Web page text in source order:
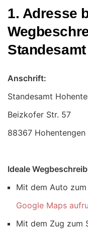
1. Adresse
Anschrift:
Standesamt
88367 Hohentengen
Ideale
Mit dem Auto
Google Maps
Mit dem Zug zum